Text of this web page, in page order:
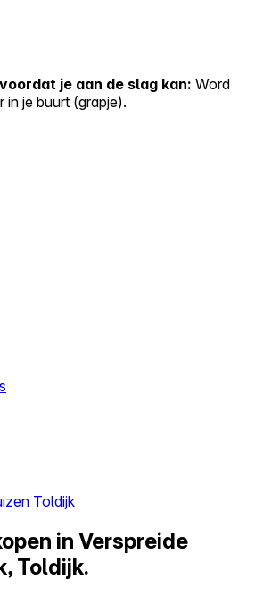
je aan de slag kan: Word
in je buurt (grapje).
Toldijk
in Verspreide
Toldijk.